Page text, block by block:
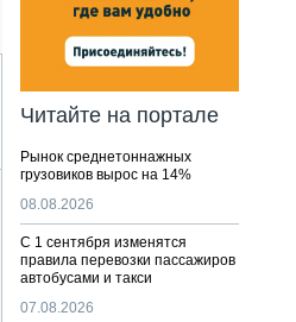
Читайте на портале
Рынок среднетоннажных
грузовиков вырос на 14%
08.08.2026
С 1 сентября изменятся
правила перевозки пассажиров
автобусами и такси
07.08.2026